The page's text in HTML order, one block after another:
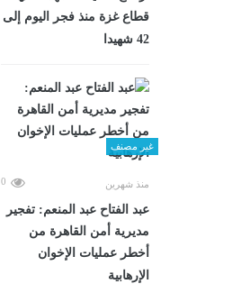
قطاع غزة منذ فجر اليوم إلى
42 شهيدا
غير مصنف
منذ شهرين 0
عبد الفتاح عبد المنعم: تفجير
مديرية أمن القاهرة من
أخطر عمليات الإخوان
الإرهابية